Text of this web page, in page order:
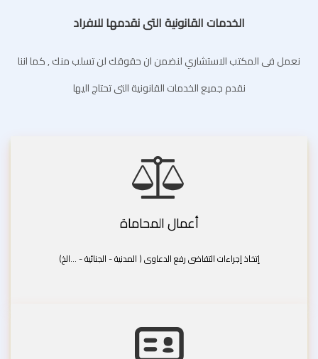
الخدمات القانونية التى نقدمها للافراد
نعمل فى المكتب الاستشاري لنضمن ان حقوقك لن تسلب منك , كما اننا
نقدم جميع الخدمات القانونية التى تحتاج اليها
أعمال المحاماة
إتخاذ إجراءات التقاضى رفع الدعاوى ( المدنية - الجنائية - ...الخ)